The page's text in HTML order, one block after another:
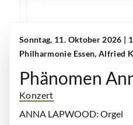
Sonntag, 11. Oktober 2026 |
Philharmonie Essen, Alfried
Phänomen
Konzert
ANNA LAPWOOD: Orgel